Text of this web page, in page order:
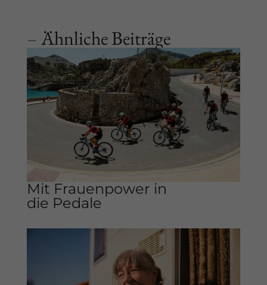
–Ähnliche Beiträge
Mit Frauenpower in
die Pedale